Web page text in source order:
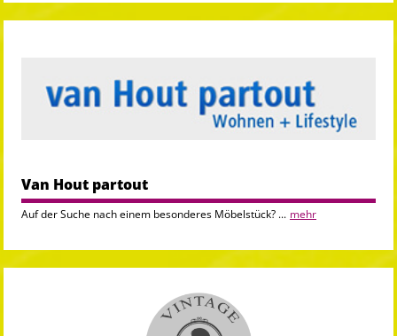
Van Hout partout
Auf der Suche nach einem besonderes Möbelstück? ... mehr